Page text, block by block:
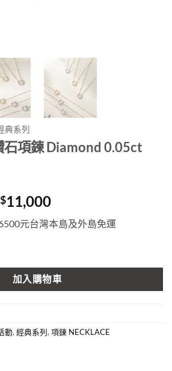
典系列
石項鍊 Diamond 0.05ct
11,000目
前
價
元台灣本島及外島免運
加入購物車
動, 經典系列, 項鍊 NECKLACE